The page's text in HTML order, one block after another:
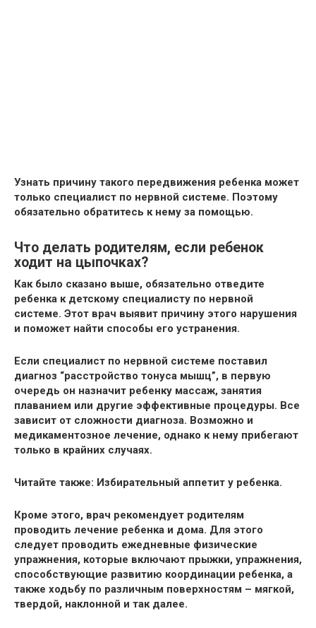
Узнать причину такого передвижения ребенка может
только специалист по нервной системе. Поэтому
обязательно обратитесь к нему за помощью.
Что делать родителям, если ребенок
ходит на цыпочках?
Как было сказано выше, обязательно отведите
ребенка к детскому специалисту по нервной
системе. Этот врач выявит причину этого нарушения
и поможет найти способы его устранения.
Если специалист по нервной системе поставил
диагноз “расстройство тонуса мышц”, в первую
очередь он назначит ребенку массаж, занятия
плаванием или другие эффективные процедуры. Все
зависит от сложности диагноза. Возможно и
медикаментозное лечение, однако к нему прибегают
только в крайних случаях.
Читайте также: Избирательный аппетит у ребенка.
Кроме этого, врач рекомендует родителям
проводить лечение ребенка и дома. Для этого
следует проводить ежедневные физические
упражнения, которые включают прыжки, упражнения,
способствующие развитию координации ребенка, а
также ходьбу по различным поверхностям – мягкой,
твердой, наклонной и так далее.